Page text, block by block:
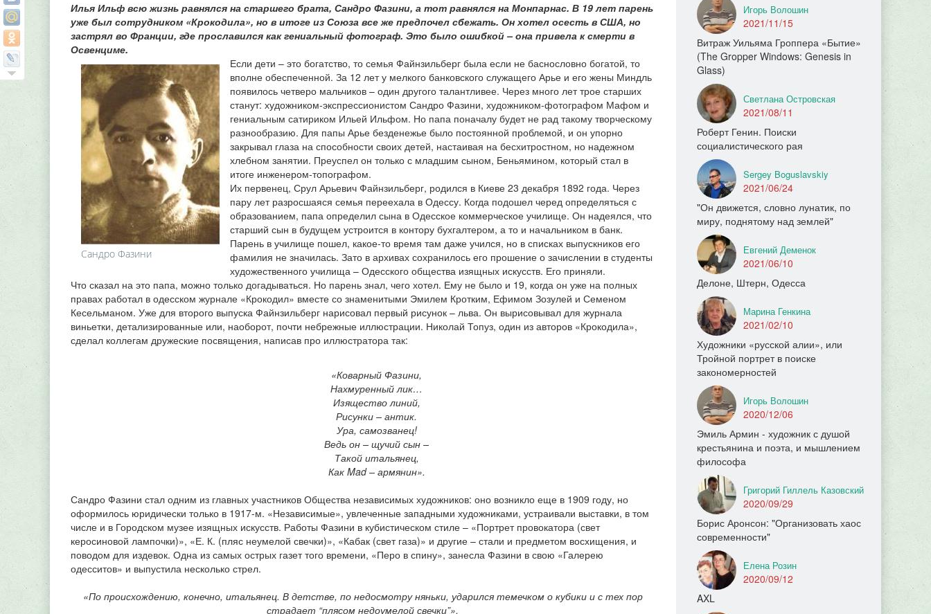
Илья Ильф всю жизнь равнялся на старшего брата, Сандро Фазини, а тот равнялся на Монпарнас. В 19 лет парень
уже был сотрудником «Крокодила», но в итоге из Союза все же предпочел сбежать. Он хотел осесть в США, но
застрял во Франции, где прославился как гениальный фотограф. Это было ошибкой – она привела к смерти в
Освенциме.
Сандро Фазини
Если дети – это богатство, то семья Файнзильберг была если не баснословно богатой, то
вполне обеспеченной. За 12 лет у мелкого банковского служащего Арье и его жены Миндль
появилось четверо мальчиков – один другого талантливее. Через много лет трое старших
станут: художником-экспрессионистом Сандро Фазини, художником-фотографом Мафом и
гениальным сатириком Ильей Ильфом. Но папа поначалу будет не рад такому творческому
разнообразию. Для папы Арье безденежье было постоянной проблемой, и он упорно
закрывал глаза на способности своих детей, настаивая на бесхитростном, но надежном
хлебном занятии. Преуспел он только с младшим сыном, Беньямином, который стал в
итоге инженером-топографом.
Их первенец, Срул Арьевич Файнзильберг, родился в Киеве 23 декабря 1892 года. Через
пару лет разросшаяся семья переехала в Одессу. Когда подошел черед определяться с
образованием, папа определил сына в Одесское коммерческое училище. Он надеялся, что
старший сын в будущем устроится в контору бухгалтером, а то и начальником в банк.
Парень в училище пошел, какое-то время там даже учился, но в списках выпускников его
фамилия не значилась. Зато в архивах сохранилось его прошение о зачислении в студенты
художественного училища – Одесского общества изящных искусств. Его приняли.
Что сказал на это папа, можно только догадываться. Но парень знал, чего хотел. Ему не было и 19, когда он уже на полных
правах работал в одесском журнале «Крокодил» вместе со знаменитыми Эмилем Кротким, Ефимом Зозулей и Семеном
Кесельманом. Уже для второго выпуска Файнзильберг нарисовал первый рисунок – льва. Он вырисовывал для журнала
виньетки, детализированные или, наоборот, почти небрежные иллюстрации. Николай Топуз, один из авторов «Крокодила»,
сделал коллегам дружеские посвящения, написав про иллюстратора так:
«Коварный Фазини,
Нахмуренный лик…
Изящество линий,
Рисунки – антик.
Ура, самозванец!
Ведь он – щучий сын –
Такой итальянец,
Как Mad – армянин».
Сандро Фазини стал одним из главных участников Общества независимых художников: оно возникло еще в 1909 году, но
оформилось юридически только в 1917-м. «Независимые», увлеченные западными художниками, устраивали выставки, в том
числе и в Городском музее изящных искусств. Работы Фазини в кубистическом стиле – «Портрет провокатора (свет
керосиновой лампочки)», «Е. К. (пляс неумелой свечки)», «Кабак (свет газа)» и другие – стали и предметом восхищения, и
поводом для издевок. Одна из самых острых газет того времени, «Перо в спину», занесла Фазини в свою «Галерею
одесситов» и выпустила несколько стрел.
«По происхождению, конечно, итальянец. В детстве, по недосмотру няньки, ударился темечком о кубики и с тех пор
страдает “плясом недоумелой свечки”»,
Игорь Волошин
2021/11/15
Витраж Уильяма Гроппера «Бытие»
(The Gropper Windows: Genesis in
Glass)
Светлана Островская
2021/08/11
Роберт Генин. Поиски
социалистического рая
Sergey Boguslavskiy
2021/06/24
"Он движется, словно лунатик, по
миру, поднятому над землей"
Евгений Деменок
2021/06/10
Делоне, Штерн, Одесса
Марина Генкина
2021/02/10
Художники «русской алии», или
Тройной портрет в поиске
закономерностей
Игорь Волошин
2020/12/06
Эмиль Армин - художник с душой
крестьянина и поэта, и мышлением
философа
Григорий Гиллель Казовский
2020/09/29
Борис Аронсон: "Организовать хаос
современности"
Елена Розин
2020/09/12
AXL